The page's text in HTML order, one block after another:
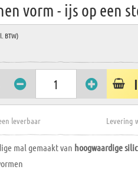
vorm - ijs op een
BTW)
leverbaar Levering
mal gemaakt van hoogwaardige